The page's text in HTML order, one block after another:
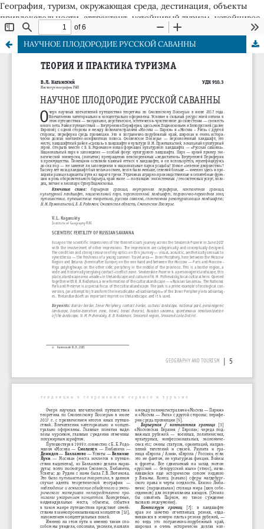
География, туризм, окружающая среда, дестинация, объекты
привлекательности, аттрактант, устойчивый туризм, устойчивое
развитье, смарт туризм, экотуризм
НАУЧНОЕ ПЛОДОРОДИЕ РУССКОЙ САВАННЫ